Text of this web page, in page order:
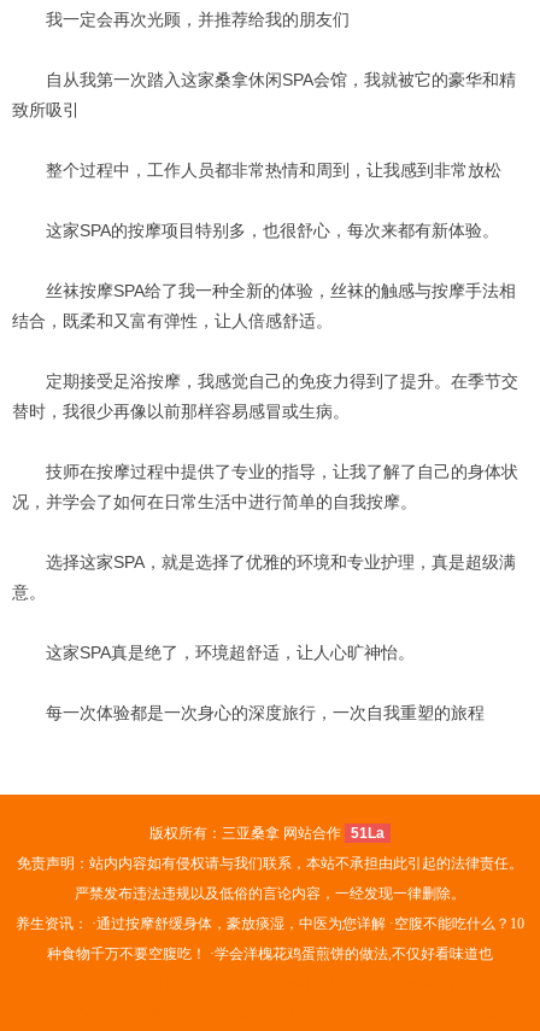
我一定会再次光顾，并推荐给我的朋友们
自从我第一次踏入这家桑拿休闲SPA会馆，我就被它的豪华和精
致所吸引
整个过程中，工作人员都非常热情和周到，让我感到非常放松
这家SPA的按摩项目特别多，也很舒心，每次来都有新体验。
丝袜按摩SPA给了我一种全新的体验，丝袜的触感与按摩手法相
结合，既柔和又富有弹性，让人倍感舒适。
定期接受足浴按摩，我感觉自己的免疫力得到了提升。在季节交
替时，我很少再像以前那样容易感冒或生病。
技师在按摩过程中提供了专业的指导，让我了解了自己的身体状
况，并学会了如何在日常生活中进行简单的自我按摩。
选择这家SPA，就是选择了优雅的环境和专业护理，真是超级满
意。
这家SPA真是绝了，环境超舒适，让人心旷神怡。
每一次体验都是一次身心的深度旅行，一次自我重塑的旅程
版权所有：三亚桑拿 网站合作 51La
免责声明：站内内容如有侵权请与我们联系，本站不承担由此引起的法律责任。
严禁发布违法违规以及低俗的言论内容，一经发现一律删除。
养生资讯： ·通过按摩舒缓身体，豪放痰湿，中医为您详解 ·空腹不能吃什么？10
种食物千万不要空腹吃！
·学会洋槐花鸡蛋煎饼的做法,不仅好看味道也